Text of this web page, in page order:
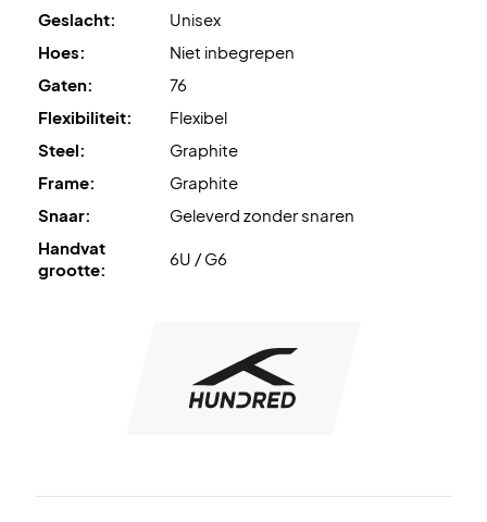
Geslacht:
Unisex
Hoes:
Niet inbegrepen
Gaten:
76
Flexibiliteit:
Flexibel
Steel:
Graphite
Frame:
Graphite
Snaar:
Geleverd zonder snaren
Handvat
grootte:
6U / G6